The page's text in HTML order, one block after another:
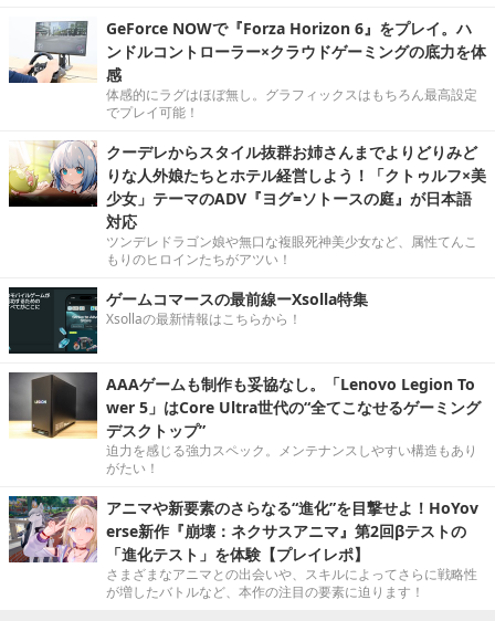
GeForce NOWで『Forza Horizon 6』をプレイ。ハ
ンドルコントローラー×クラウドゲーミングの底力を体
感
体感的にラグはほぼ無し。グラフィックスはもちろん最高設定
でプレイ可能！
クーデレからスタイル抜群お姉さんまでよりどりみど
りな人外娘たちとホテル経営しよう！「クトゥルフ×美
少女」テーマのADV『ヨグ=ソトースの庭』が日本語
対応
ツンデレドラゴン娘や無口な複眼死神美少女など、属性てんこ
もりのヒロインたちがアツい！
ゲームコマースの最前線ーXsolla特集
Xsollaの最新情報はこちらから！
AAAゲームも制作も妥協なし。「Lenovo Legion To
wer 5」はCore Ultra世代の“全てこなせるゲーミング
デスクトップ”
迫力を感じる強力スペック。メンテナンスしやすい構造もあり
がたい！
アニマや新要素のさらなる“進化”を目撃せよ！HoYov
erse新作『崩壊：ネクサスアニマ』第2回βテストの
「進化テスト」を体験【プレイレポ】
さまざまなアニマとの出会いや、スキルによってさらに戦略性
が増したバトルなど、本作の注目の要素に迫ります！